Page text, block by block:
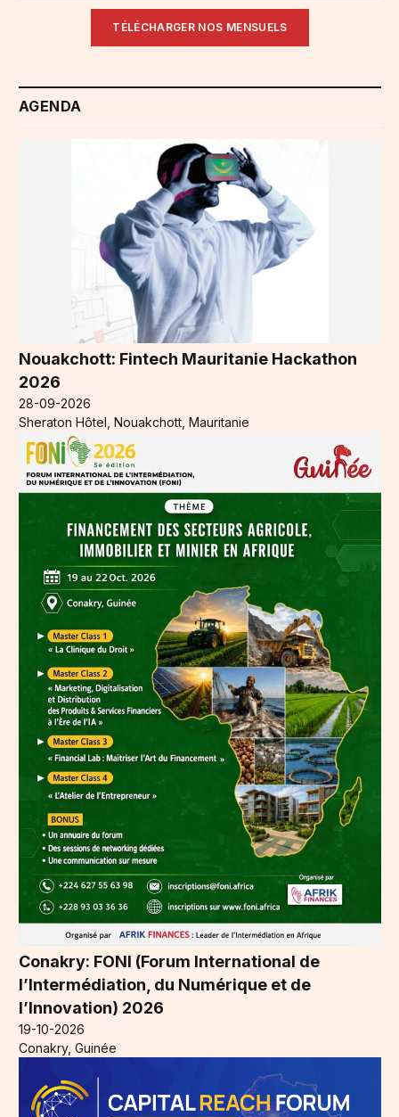
TÉLÉCHARGER NOS MENSUELS
AGENDA
Nouakchott: Fintech Mauritanie Hackathon
2026
28-09-2026
Sheraton Hôtel, Nouakchott, Mauritanie
Conakry: FONI (Forum International de
l’Intermédiation, du Numérique et de
l’Innovation) 2026
19-10-2026
Conakry, Guinée